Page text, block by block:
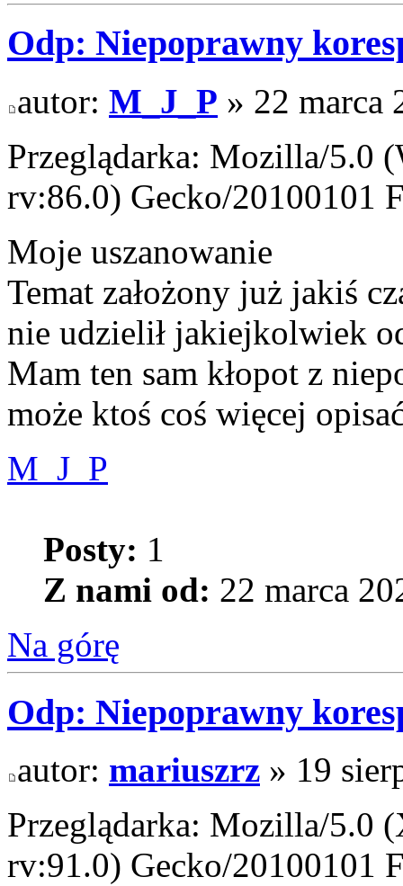
Odp: Niepoprawny
autor: M_J_P » 22 marca
Przeglądarka: Mozilla/5.0
rv:86.0) Gecko/20100101
Moje uszanowanie
Temat założony już jakiś
nie udzielił jakiejkolwiek
Mam ten sam kłopot z
może ktoś coś więcej
M_J_P
Posty: 1
Z nami od: 22 marca
Na górę
Odp: Niepoprawny
autor: mariuszrz » 19
Przeglądarka: Mozilla/5.0
rv:91.0) Gecko/20100101